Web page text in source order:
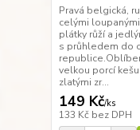
Pravá belgická,
celými
plátky růží a
s průhledem do
velkou porcí
zlatými zr...
149 Kč/ks
133 Kč bez DPH